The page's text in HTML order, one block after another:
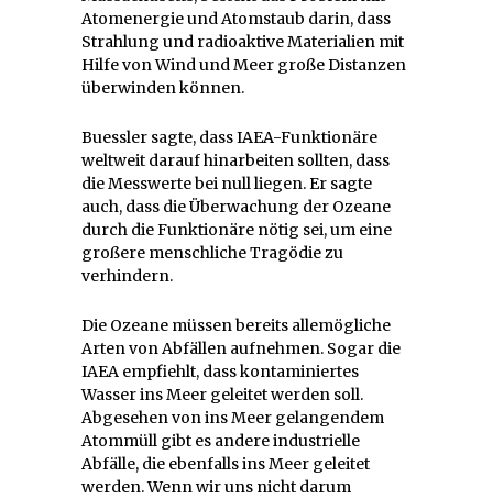
Atomenergie und Atomstaub darin, dass
Strahlung und radioaktive Materialien mit
Hilfe von Wind und Meer große Distanzen
überwinden können.
Buessler sagte, dass IAEA-Funktionäre
weltweit darauf hinarbeiten sollten, dass
die Messwerte bei null liegen. Er sagte
auch, dass die Überwachung der Ozeane
durch die Funktionäre nötig sei, um eine
großere menschliche Tragödie zu
verhindern.
Die Ozeane müssen bereits allemögliche
Arten von Abfällen aufnehmen. Sogar die
IAEA empfiehlt, dass kontaminiertes
Wasser ins Meer geleitet werden soll.
Abgesehen von ins Meer gelangendem
Atommüll gibt es andere industrielle
Abfälle, die ebenfalls ins Meer geleitet
werden. Wenn wir uns nicht darum